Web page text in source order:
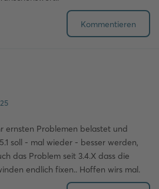
Kommentieren
ernsten Problemen belastet und
soll - mal wieder - besser werden,
das Problem seit 3.4.X dass die
endlich fixen.. Hoffen wirs mal.